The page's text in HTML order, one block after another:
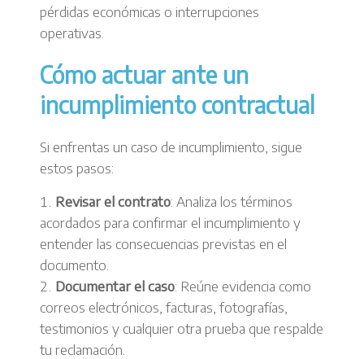
pérdidas económicas o interrupciones
operativas.
Cómo actuar ante un
incumplimiento contractual
Si enfrentas un caso de incumplimiento, sigue
estos pasos:
Revisar el contrato: Analiza los términos
acordados para confirmar el incumplimiento y
entender las consecuencias previstas en el
documento.
Documentar el caso: Reúne evidencia como
correos electrónicos, facturas, fotografías,
testimonios y cualquier otra prueba que respalde
tu reclamación.